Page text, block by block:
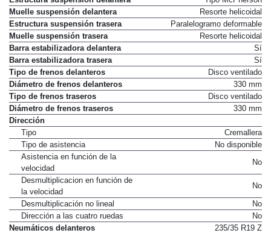
Muelle suspensión delantera
Resorte helicoidal
Estructura suspensión trasera
Paralelogramo deformable
Muelle suspensión trasera
Resorte helicoidal
Barra estabilizadora delantera
Sí
Barra estabilizadora trasera
Sí
Tipo de frenos delanteros
Disco ventilado
Diámetro de frenos delanteros
330 mm
Tipo de frenos traseros
Disco ventilado
Diámetro de frenos traseros
330 mm
Dirección
Tipo
Cremallera
Tipo de asistencia
No disponible
Asistencia en función de la
velocidad
No
Desmultiplicacion en función de
la velocidad
No
Desmultiplicación no lineal
No
Dirección a las cuatro ruedas
No
Neumáticos delanteros
235/35 R19 Z